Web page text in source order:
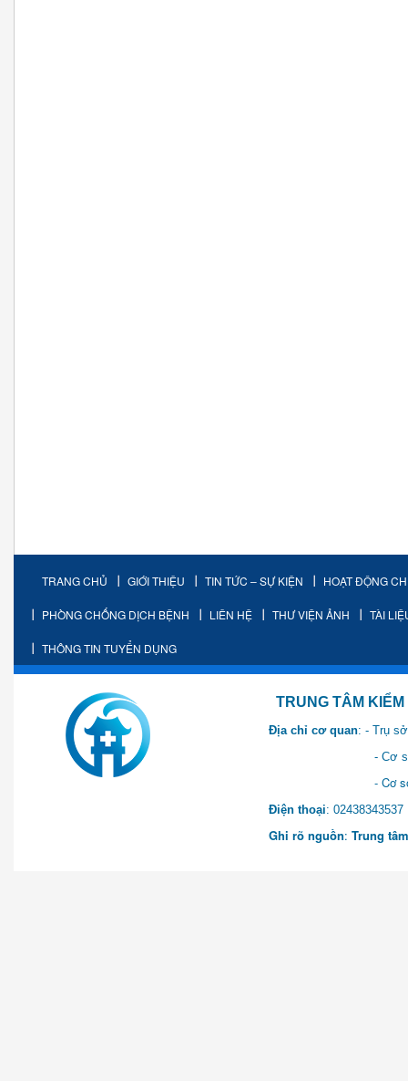
TRANG CHỦ GIỚI THIỆU TIN TỨC – SỰ KIỆN HOẠT ĐỘNG
PHÒNG CHỐNG DỊCH BỆNH LIÊN HỆ THƯ VIỆN ẢNH TÀI
THÔNG TIN TUYỂN DỤNG
TRUNG TÂM KIỂM SOÁT
Địa chỉ cơ quan: - Trụ
- Cơ sở 2: Khu Hành
- Cơ sở 3: Số 1 Ngõ 2
Điện thoại:
Ghi rõ nguồn: Trung